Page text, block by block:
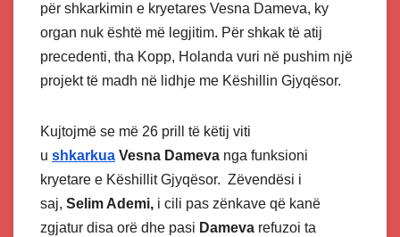
për shkarkimin e kryetares Vesna Dameva, ky
organ nuk është më legjitim. Për shkak të atij
precedenti, tha Kopp, Holanda vuri në pushim një
projekt të madh në lidhje me Këshillin Gjyqësor.
Kujtojmë se më 26 prill të këtij viti
u shkarkua Vesna Dameva nga funksioni
kryetare e Këshillit Gjyqësor. Zëvendësi i
saj, Selim Ademi, i cili pas zënkave që kanë
zgjatur disa orë dhe pasi Dameva refuzoi ta